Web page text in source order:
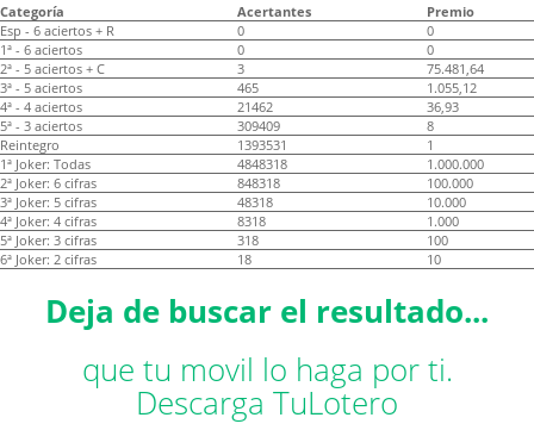
Categoría Acertantes
Premio
Esp - 6 aciertos + R
0
0
1ª - 6 aciertos
0
0
2ª - 5 aciertos + C
3
75.481,64
3ª - 5 aciertos
465
1.055,12
4ª - 4 aciertos
21462
36,93
5ª - 3 aciertos
309409
8
Reintegro
1393531
1
1ª Joker: Todas
4848318
1.000.000
2ª Joker: 6 cifras
848318
100.000
3ª Joker: 5 cifras
48318
10.000
4ª Joker: 4 cifras
8318
1.000
5ª Joker: 3 cifras
318
100
6ª Joker: 2 cifras
18 10
Deja de buscar el resultado...
que tu movil lo haga por ti.
Descarga TuLotero